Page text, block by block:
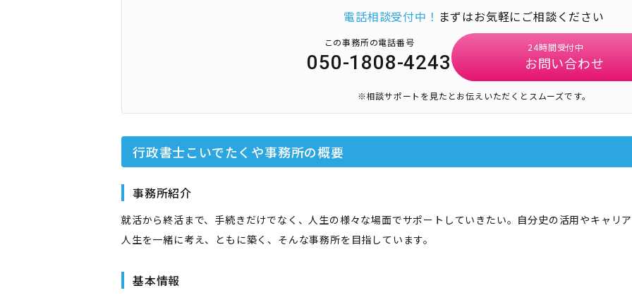
電話相談受付中！ まずはお気軽にご相談ください
この事務所の電話番号
050-1808-4243
24時間受付中
お問い合わせ
※相談サポートを見たとお伝えいただくとスムーズです。
行政書士こいでたくや事務所の概要
事務所紹介
就活から終活まで、手続きだけでなく、人生の様々な場面でサポートしていきたい。自分史の活用やキャリ
人生を一緒に考え、ともに築く、そんな事務所を目指しています。
基本情報